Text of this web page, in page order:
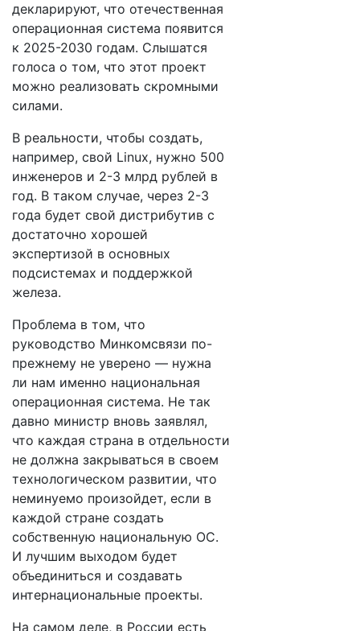
декларируют, что отечественная
операционная система появится
к 2025-2030 годам. Слышатся
голоса о том, что этот проект
можно реализовать скромными
силами.
В реальности, чтобы создать,
например, свой Linux, нужно 500
инженеров и 2-3 млрд рублей в
год. В таком случае, через 2-3
года будет свой дистрибутив с
достаточно хорошей
экспертизой в основных
подсистемах и поддержкой
железа.
Проблема в том, что
руководство Минкомсвязи по-
прежнему не уверено — нужна
ли нам именно национальная
операционная система. Не так
давно министр вновь заявлял,
что каждая страна в отдельности
не должна закрываться в своем
технологическом развитии, что
неминуемо произойдет, если в
каждой стране создать
собственную национальную ОС.
И лучшим выходом будет
объединиться и создавать
интернациональные проекты.
На самом деле, в России есть